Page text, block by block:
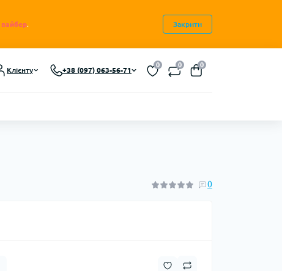
вайбер. Закрити
Клієнту +38 (097) 063-56-71
0 0 0
0